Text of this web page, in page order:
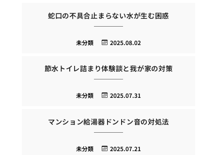
蛇口の不具合止まらない水が生む困惑
2025.08.02
未分類
節水トイレ詰まり体験談と我が家の対策
2025.07.31
未分類
マンション給湯器ドンドン音の対処法
2025.07.21
未分類